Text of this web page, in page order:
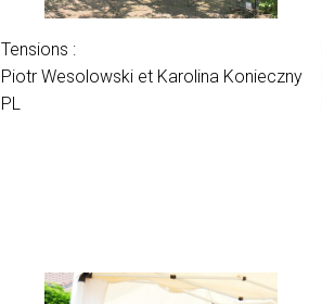
Tensions :
Piotr Wesolowski et Karolina Konieczny
PL